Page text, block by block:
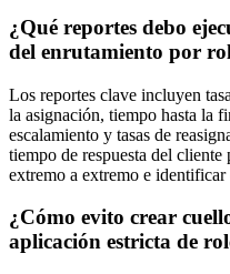
¿Qué reportes debo
del enrutamiento por
Los reportes clave incluyen
la asignación, tiempo hasta la
escalamiento y tasas de
tiempo de respuesta del
extremo a extremo e
¿Cómo evito crear
aplicación estricta de